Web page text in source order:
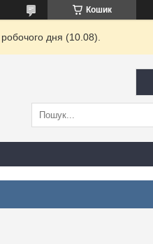
Кошик
дня (10.08).